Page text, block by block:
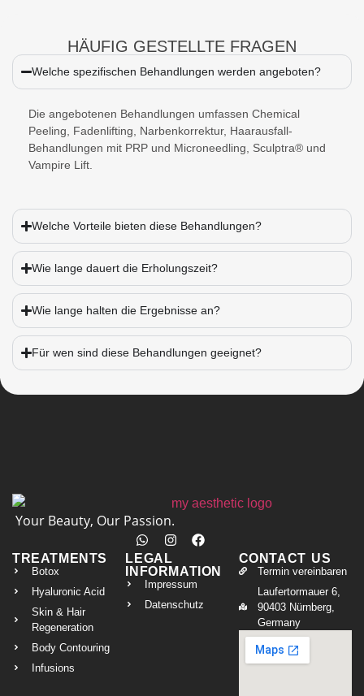
HÄUFIG GESTELLTE FRAGEN
Welche spezifischen Behandlungen werden angeboten?
Die angebotenen Behandlungen umfassen Chemical
Peeling, Fadenlifting, Narbenkorrektur, Haarausfall-
Behandlungen mit PRP und Microneedling, Sculptra® und
Vampire Lift.
Welche Vorteile bieten diese Behandlungen?
Wie lange dauert die Erholungszeit?
Wie lange halten die Ergebnisse an?
Für wen sind diese Behandlungen geeignet?
Your Beauty, Our Passion.
TREATMENTS
Botox
Hyaluronic Acid
Skin & Hair
Regeneration
Body Contouring
Infusions
LEGAL
INFORMATION
Impressum
Datenschutz
CONTACT US
Termin vereinbaren
Laufertormauer 6,
90403 Nürnberg,
Germany